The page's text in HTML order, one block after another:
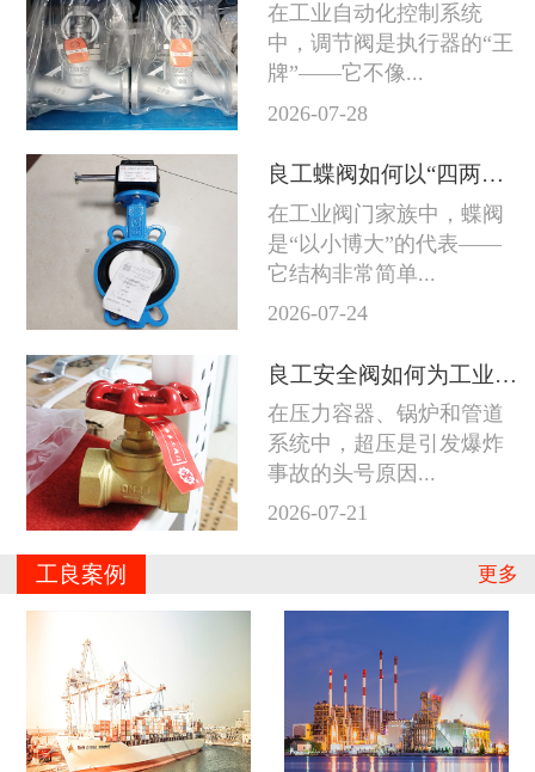
在工业自动化控制系统
中，调节阀是执行器的“王
牌”——它不像...
2026-07-28
良工蝶阀如何以“四两拨千斤”征服工业管道
在工业阀门家族中，蝶阀
是“以小博大”的代表——
它结构非常简单...
2026-07-24
良工安全阀如何为工业系统守住防线
在压力容器、锅炉和管道
系统中，超压是引发爆炸
事故的头号原因...
2026-07-21
更多
工良案例